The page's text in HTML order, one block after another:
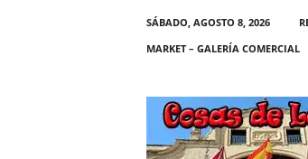
SÁBADO, AGOSTO 8, 2026
MARKET – GALERÍA COMERCIAL
C
A